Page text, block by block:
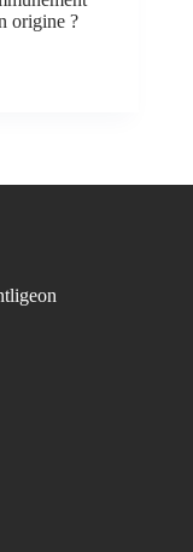
origine ?